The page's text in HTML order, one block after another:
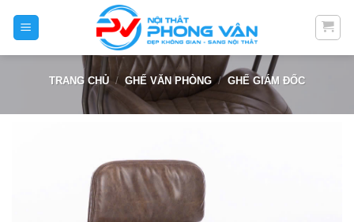
TRANG CHỦ / GHẾ VĂN PHÒNG / GHẾ GIÁM ĐỐC